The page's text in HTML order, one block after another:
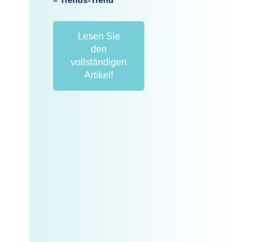
Lesen Sie
den
vollständigen
Artikel!